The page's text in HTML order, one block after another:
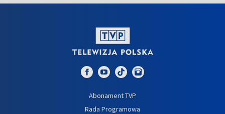
Abonament TVP
Rada Programowa